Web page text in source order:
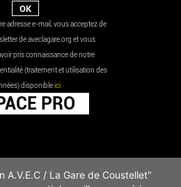
adresse e-mail, vous acceptez de
de aveclagare.org et vous
pris connaissance de notre
(traitement et utilisation des
disponibleici
PRO
A.V.E.C / La Gare de Coustellet"